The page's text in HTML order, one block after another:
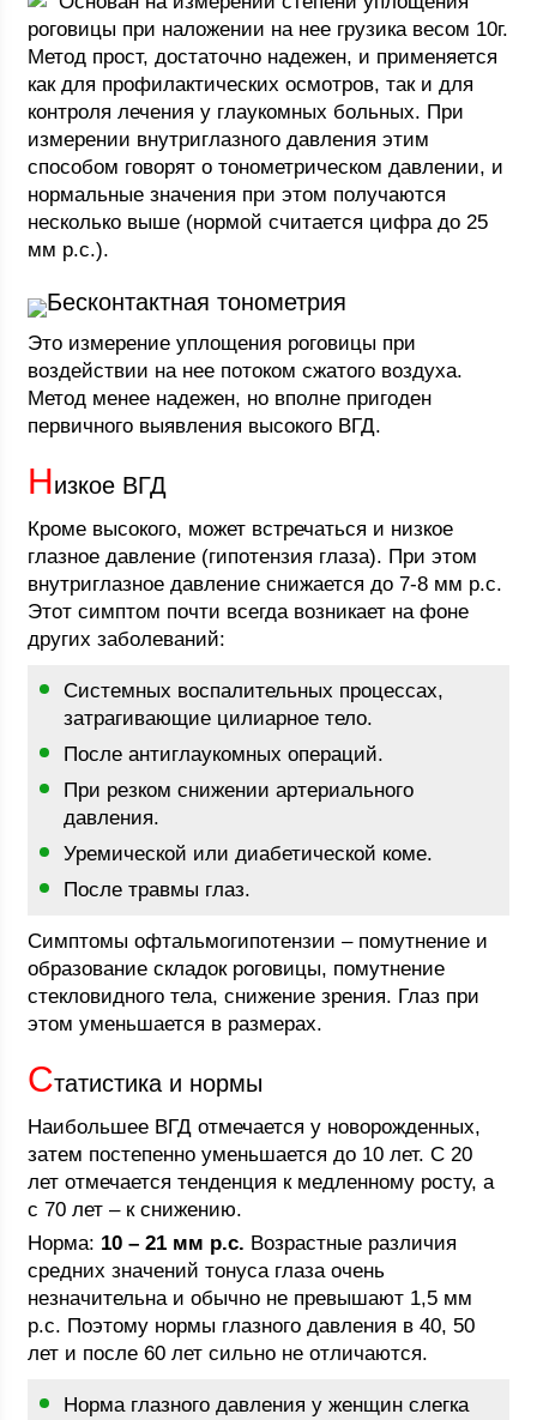
роговицы при наложении на нее грузика весом 10г.
Метод прост, достаточно надежен, и применяется
как для профилактических осмотров, так и для
контроля лечения у глаукомных больных. При
измерении внутриглазного давления этим
способом говорят о тонометрическом давлении, и
нормальные значения при этом получаются
несколько выше (нормой считается цифра до 25
мм р.с.).
Бесконтактная тонометрия
Это измерение уплощения роговицы при
воздействии на нее потоком сжатого воздуха.
Метод менее надежен, но вполне пригоден
первичного выявления высокого ВГД.
Низкое ВГД
Кроме высокого, может встречаться и низкое
глазное давление (гипотензия глаза). При этом
внутриглазное давление снижается до 7-8 мм р.с.
Этот симптом почти всегда возникает на фоне
других заболеваний:
Системных воспалительных процессах,
затрагивающие цилиарное тело.
После антиглаукомных операций.
При резком снижении артериального
давления.
Уремической или диабетической коме.
После травмы глаз.
Симптомы офтальмогипотензии – помутнение и
образование складок роговицы, помутнение
стекловидного тела, снижение зрения. Глаз при
этом уменьшается в размерах.
Статистика и нормы
Наибольшее ВГД отмечается у новорожденных,
затем постепенно уменьшается до 10 лет. С 20
лет отмечается тенденция к медленному росту, а
с 70 лет – к снижению.
Норма: 10 – 21 мм р.с. Возрастные различия
средних значений тонуса глаза очень
незначительна и обычно не превышают 1,5 мм
р.с. Поэтому нормы глазного давления в 40, 50
лет и после 60 лет сильно не отличаются.
Норма глазного давления у женщин слегка